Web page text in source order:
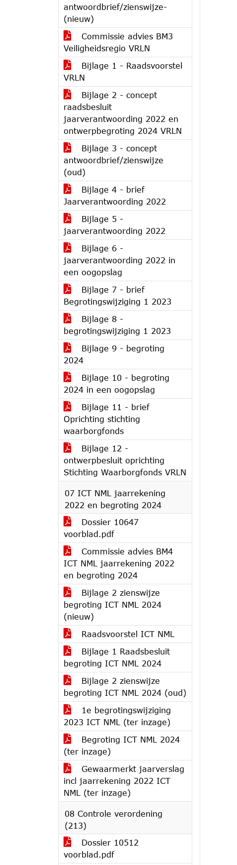
antwoordbrief/zienswijze-
(nieuw)
Commissie advies BM3
Veiligheidsregio VRLN
Bijlage 1 - Raadsvoorstel
VRLN
Bijlage 2 - concept
raadsbesluit
jaarverantwoording 2022 en
ontwerpbegroting 2024 VRLN
Bijlage 3 - concept
antwoordbrief/zienswijze
(oud)
Bijlage 4 - brief
Jaarverantwoording 2022
Bijlage 5 -
jaarverantwoording 2022
Bijlage 6 -
jaarverantwoording 2022 in
een oogopslag
Bijlage 7 - brief
Begrotingswijziging 1 2023
Bijlage 8 -
begrotingswijziging 1 2023
Bijlage 9 - begroting
2024
Bijlage 10 - begroting
2024 in een oogopslag
Bijlage 11 - brief
Oprichting stichting
waarborgfonds
Bijlage 12 -
ontwerpbesluit oprichting
Stichting Waarborgfonds VRLN
07 ICT NML jaarrekening
2022 en begroting 2024
Dossier 10647
voorblad.pdf
Commissie advies BM4
ICT NML jaarrekening 2022
en begroting 2024
Bijlage 2 zienswijze
begroting ICT NML 2024
(nieuw)
Raadsvoorstel ICT NML
Bijlage 1 Raadsbesluit
begroting ICT NML 2024
Bijlage 2 zienswijze
begroting ICT NML 2024 (oud)
1e begrotingswijziging
2023 ICT NML (ter inzage)
Begroting ICT NML 2024
(ter inzage)
Gewaarmerkt jaarverslag
incl jaarrekening 2022 ICT
NML (ter inzage)
08 Controle verordening
(213)
Dossier 10512
voorblad.pdf